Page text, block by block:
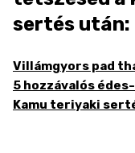
sertés után:
Villámgyors pad
5 hozzávalós
Kamu teriyaki